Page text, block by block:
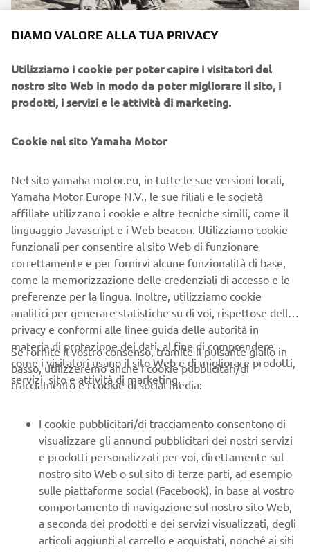
Highland Race, che alla fine vinse.
Una vittoria netta alla seconda Asama Highlands Race
nella classe da 250 cc.
Osamu Masuko sulla YD-A: la prima moto da competizione
ufficiale Yamaha da 250 cc.
DIAMO VALORE ALLA TUA PRIVACY
Utilizziamo i cookie per poter capire i visitatori del
nostro sito Web in modo da poter migliorare il sito, i
prodotti, i servizi e le attività di marketing.
Cookie nel sito Yamaha Motor
Nel sito yamaha-motor.eu, in tutte le sue versioni locali,
Yamaha Motor Europe N.V., le sue filiali e le società
affiliate utilizzano i cookie e altre tecniche simili, come il
linguaggio Javascript e i Web beacon. Utilizziamo cookie
funzionali per consentire al sito Web di funzionare
correttamente e per fornirvi alcune funzionalità di base,
come la memorizzazione delle credenziali di accesso e le
preferenze per la lingua. Inoltre, utilizziamo cookie
analitici per generare statistiche su di voi, rispettose della
privacy e conformi alle linee guida delle autorità in
materia di protezione dei dati, al fine di comprendere
come i visitatori usano il sito Web e di migliorare prodotti,
servizi, sito e attività di marketing.
Se fornite il vostro consenso, tramite il pulsante giallo in
basso, utilizzeremo anche i cookie pubblicitari/di
tracciamento e i cookie di social media:
I cookie pubblicitari/di tracciamento consentono di
visualizzare gli annunci pubblicitari dei nostri servizi
e prodotti personalizzati per voi, direttamente sul
nostro sito Web o sul sito di terze parti, ad esempio
sulle piattaforme social (Facebook), in base al vostro
comportamento di navigazione sul nostro sito Web,
a seconda dei prodotti e dei servizi visualizzati, degli
articoli aggiunti al carrello e acquistati, nonché ai siti